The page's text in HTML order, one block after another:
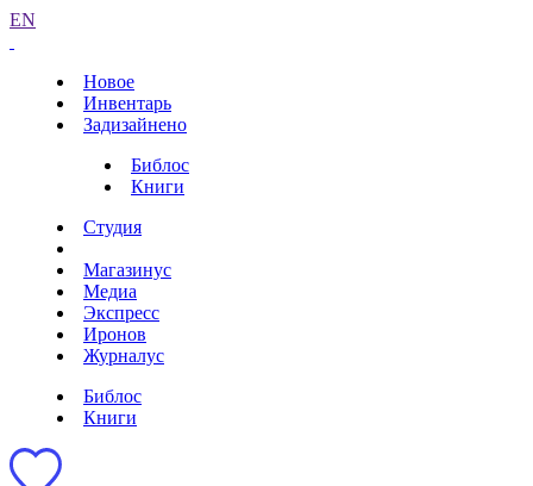
EN
Новое
Инвентарь
Задизайнено
Библос
Книги
Студия
Магазинус
Медиа
Экспресс
Иронов
Журналус
Библос
Книги